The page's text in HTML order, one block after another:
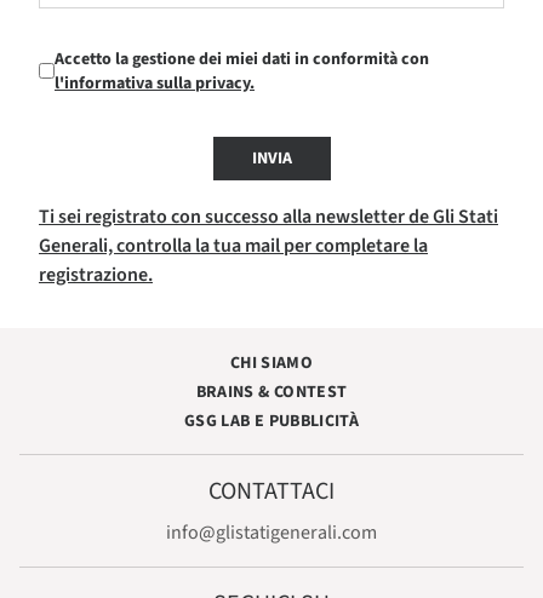
Accetto la gestione dei miei dati in conformità con
l'informativa sulla privacy.
INVIA
Ti sei registrato con successo alla newsletter de Gli Stati
Generali, controlla la tua mail per completare la
registrazione.
CHI SIAMO
BRAINS & CONTEST
GSG LAB E PUBBLICITÀ
CONTATTACI
info@glistatigenerali.com